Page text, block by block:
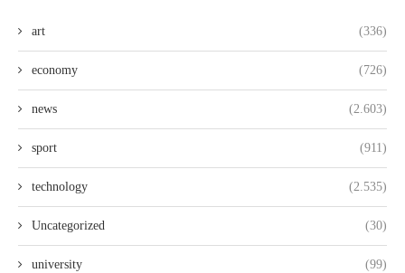
art (336)
economy (726)
news (2.603)
sport (911)
technology (2.535)
Uncategorized (30)
university (99)